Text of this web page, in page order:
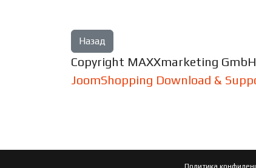
Copyright MAXXmarketing GmbH
JoomShopping Download &
Политика